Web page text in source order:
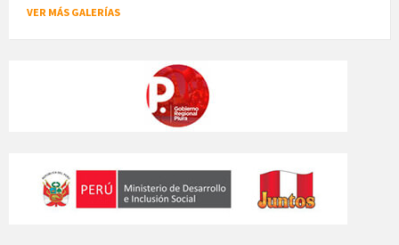
VER MÁS GALERÍAS